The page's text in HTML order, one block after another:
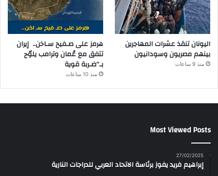
اليونان تنقذ عشرات المهاجرين
بينهم مصريون وسودانيون
منذ 9 ساعات
هرمز على صـفيح سـاخن.. إيران
تتفق مع عُمان وترامب يلوّح
بـ”ضـربة قوية
منذ 10 ساعات
Most Viewed Posts
27/02/2025
إبراهيم فريد يفوز برئاسة الاتحاد العربي للدراجات النارية